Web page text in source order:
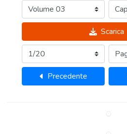
Scarica
Precedente